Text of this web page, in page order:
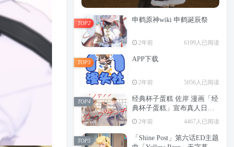
申鹤原神wiki 申鹤诞辰祭
2年前 6199人已阅读
TOP2
APP下载
2年前 5056人已阅读
TOP3
经典杯子蛋糕 佐岸 漫画「经
典杯子蛋糕」宣布真人日剧
化
2年前 4467人已阅读
TOP4
「Shine Post」第六话ED主题
TOP5